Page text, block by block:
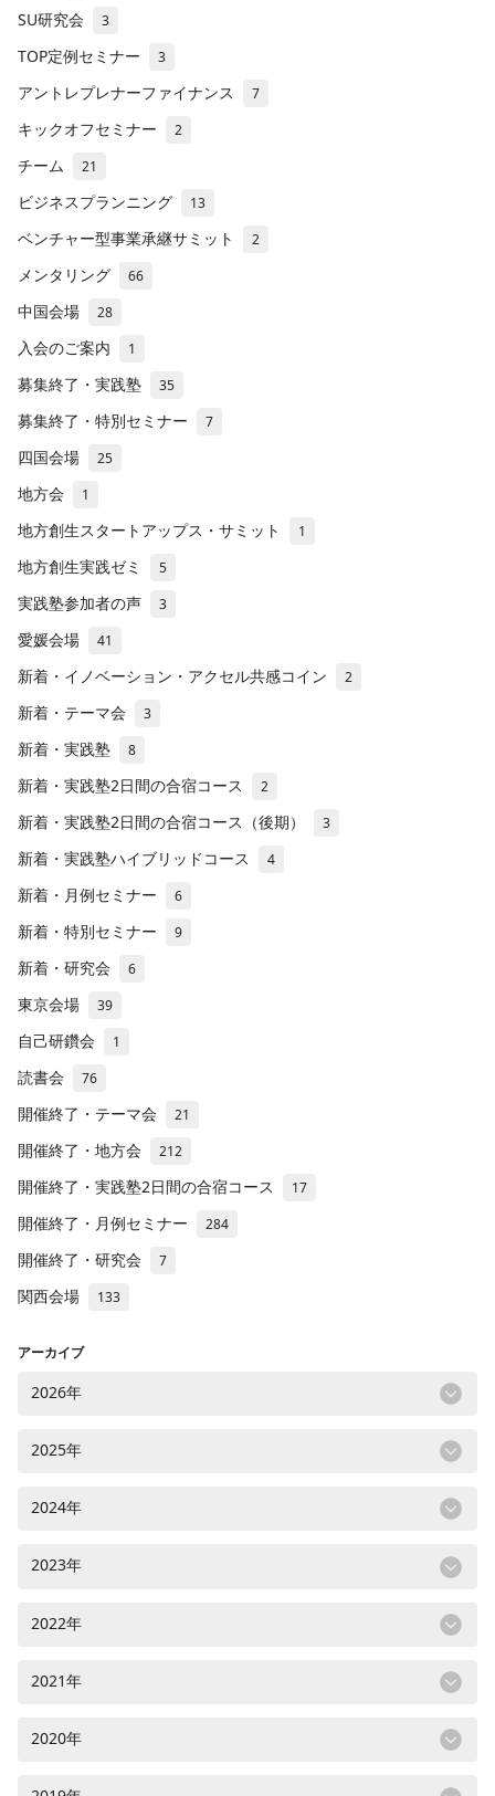
SU研究会 3
TOP定例セミナー 3
アントレプレナーファイナンス 7
キックオフセミナー 2
チーム 21
ビジネスプランニング 13
ベンチャー型事業承継サミット 2
メンタリング 66
中国会場 28
入会のご案内 1
募集終了・実践塾 35
募集終了・特別セミナー 7
四国会場 25
地方会 1
地方創生スタートアップス・サミット 1
地方創生実践ゼミ 5
実践塾参加者の声 3
愛媛会場 41
新着・イノベーション・アクセル共感コイン 2
新着・テーマ会 3
新着・実践塾 8
新着・実践塾2日間の合宿コース 2
新着・実践塾2日間の合宿コース（後期） 3
新着・実践塾ハイブリッドコース 4
新着・月例セミナー 6
新着・特別セミナー 9
新着・研究会 6
東京会場 39
自己研鑽会 1
読書会 76
開催終了・テーマ会 21
開催終了・地方会 212
開催終了・実践塾2日間の合宿コース 17
開催終了・月例セミナー 284
開催終了・研究会 7
関西会場 133
アーカイブ
2026年
2025年
2024年
2023年
2022年
2021年
2020年